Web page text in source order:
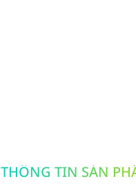
THÔNG TIN SẢN